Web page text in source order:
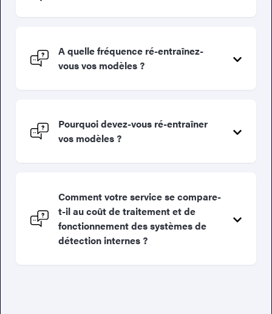
A quelle fréquence ré-entraînez-
vous vos modèles ?
Pourquoi devez-vous ré-entraîner
vos modèles ?
Comment votre service se compare-
t-il au coût de traitement et de
fonctionnement des systèmes de
détection internes ?